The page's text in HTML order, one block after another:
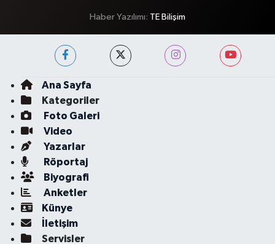
Haber Yazılımı: TE Bilişim
Ana Sayfa
Kategoriler
Foto Galeri
Video
Yazarlar
Röportaj
Biyografi
Anketler
Künye
İletişim
Servisler